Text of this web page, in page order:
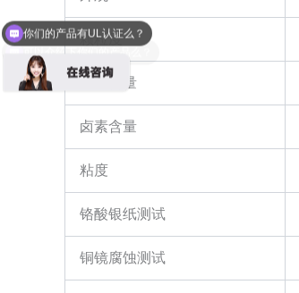
颗粒度
金属含量
卤素含量
粘度
铬酸银纸测试
铜镜腐蚀测试
可以介绍下你们的产品么？